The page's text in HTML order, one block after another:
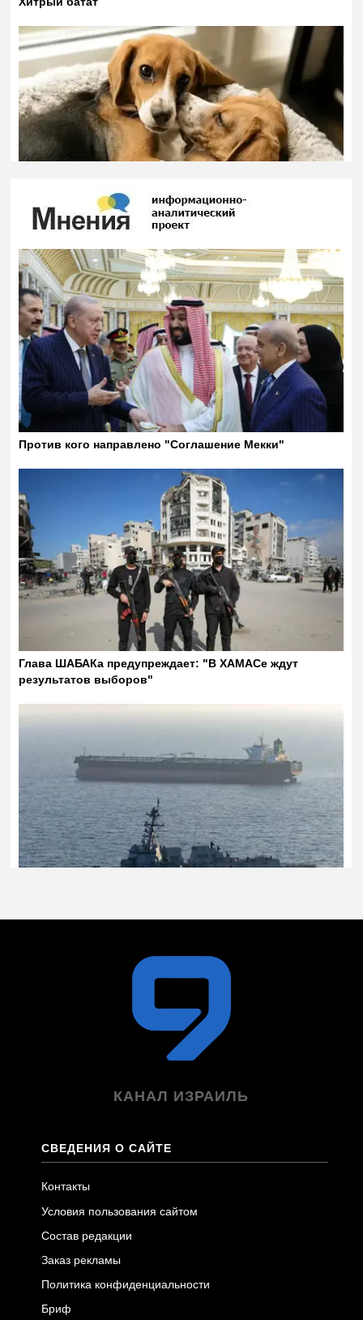
КАНАЛ ИЗРАИЛЬ
СВЕДЕНИЯ О САЙТЕ
Контакты
Условия пользования сайтом
Состав редакции
Заказ рекламы
Политика конфиденциальности
Бриф